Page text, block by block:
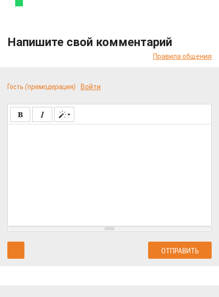
Напишите свой комментарий
Правила общения
Гость (премодерация) Войти